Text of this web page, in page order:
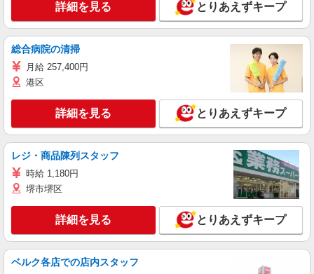
詳細を見る とりあえずキープ
総合病院の清掃
月給 257,400円
港区
詳細を見る とりあえずキープ
レジ・商品陳列スタッフ
時給 1,180円
堺市堺区
詳細を見る とりあえずキープ
ベルク各店での店内スタッフ